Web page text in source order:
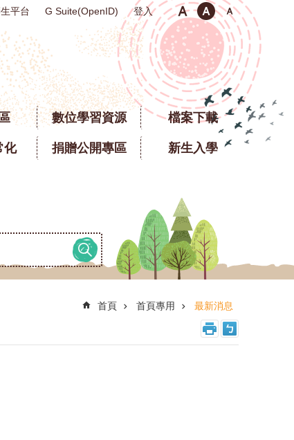
平台 G Suite(OpenID) 登入
數位學習資源 檔案下載
化 捐贈公開專區 新生入學
首頁 首頁專用 最新消息